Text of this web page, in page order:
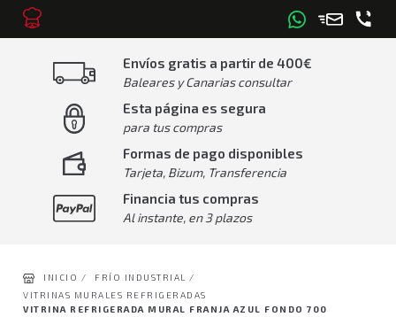
Envíos gratis a partir de 400€
Baleares y Canarias consultar
Esta página es segura
para tus compras
Formas de pago disponibles
Tarjeta, Bizum, Transferencia
Financia tus compras
Al instante, en 3 plazos
INICIO /
FRÍO INDUSTRIAL /
VITRINAS MURALES REFRIGERADAS
VITRINA REFRIGERADA MURAL FRANJA AZUL FONDO 700